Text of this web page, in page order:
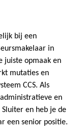
bij een
in
juiste opmaak en
mutaties en
CCS. Als
en
en heb je de
een senior positie.